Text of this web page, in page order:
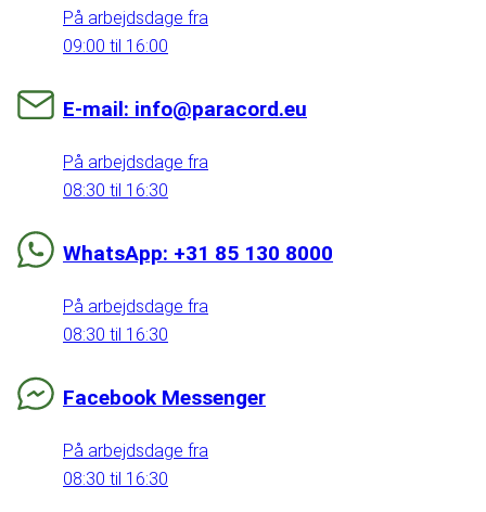
På arbejdsdage fra
09:00 til 16:00
E-mail: info@paracord.eu
På arbejdsdage fra
08:30 til 16:30
WhatsApp: +31 85 130 8000
På arbejdsdage fra
08:30 til 16:30
Facebook Messenger
På arbejdsdage fra
08:30 til 16:30